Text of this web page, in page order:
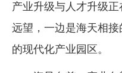
产业升级与人才升级
远望，一边是海天相
的现代化产业园区。